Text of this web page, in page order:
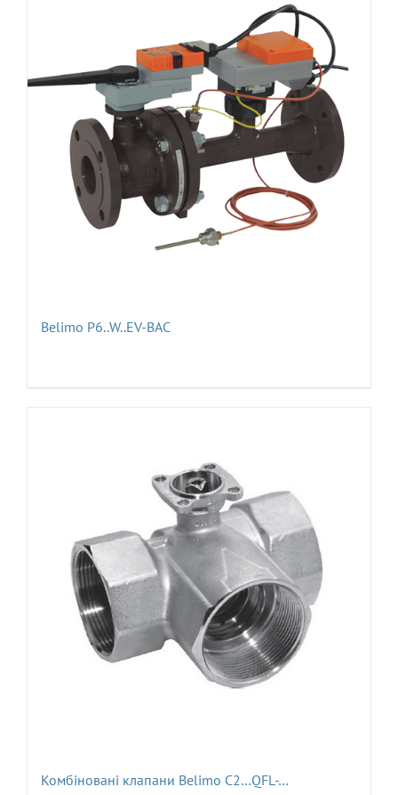
Belimo P6..W..EV-BAC
Комбіновані клапани Belimo C2…QFL-…